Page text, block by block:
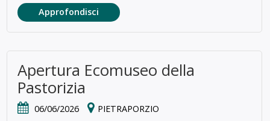
Approfondisci
Apertura Ecomuseo della
Pastorizia
06/06/2026 PIETRAPORZIO